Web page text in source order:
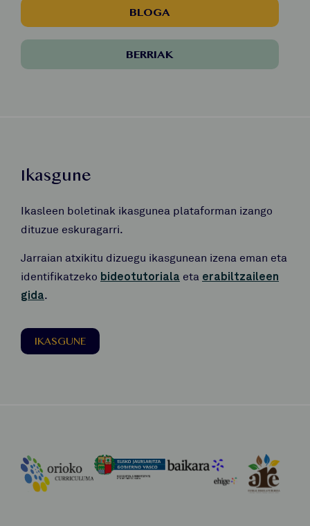
BLOGA
BERRIAK
Ikasgune
Ikasleen boletinak ikasgunea plataforman izango
dituzue eskuragarri.
Jarraian atxikitu dizuegu ikasgunean izena eman eta
identifikatzeko bideotutoriala eta erabiltzaileen
gida.
IKASGUNE